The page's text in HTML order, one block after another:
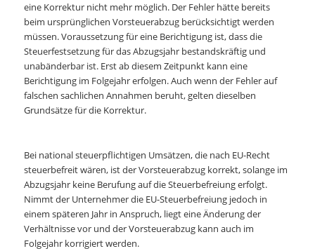
eine Korrektur nicht mehr möglich. Der Fehler hätte bereits
beim ursprünglichen Vorsteuerabzug berücksichtigt werden
müssen. Voraussetzung für eine Berichtigung ist, dass die
Steuerfestsetzung für das Abzugsjahr bestandskräftig und
unabänderbar ist. Erst ab diesem Zeitpunkt kann eine
Berichtigung im Folgejahr erfolgen. Auch wenn der Fehler auf
falschen sachlichen Annahmen beruht, gelten dieselben
Grundsätze für die Korrektur.
Bei national steuerpflichtigen Umsätzen, die nach EU-Recht
steuerbefreit wären, ist der Vorsteuerabzug korrekt, solange im
Abzugsjahr keine Berufung auf die Steuerbefreiung erfolgt.
Nimmt der Unternehmer die EU-Steuerbefreiung jedoch in
einem späteren Jahr in Anspruch, liegt eine Änderung der
Verhältnisse vor und der Vorsteuerabzug kann auch im
Folgejahr korrigiert werden.